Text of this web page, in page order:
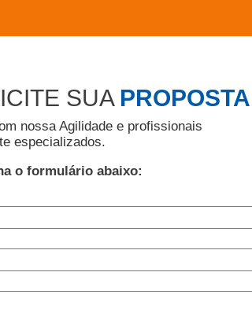
SUA
nossa Agilidade e profissionais
especializados.
o formulário abaixo: